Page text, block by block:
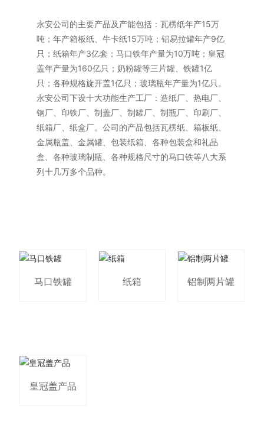
永安公司的主要产品及产能包括：瓦楞纸年产15万
吨；年产箱板纸、牛卡纸15万吨；铝易拉罐年产9亿
只；纸箱年产3亿套；马口铁年产量为10万吨；皇冠
盖年产量为160亿只；奶粉罐等三片罐、铁罐1亿
只；各种规格旋开盖1亿只；玻璃瓶年产量为1亿只。
永安公司下设十大功能生产工厂：造纸厂、热电厂、
钢厂、印铁厂、制盖厂、制罐厂、制瓶厂、印刷厂、
纸箱厂、纸盒厂。公司的产品包括瓦楞纸、箱板纸、
金属瓶盖、金属罐、包装纸箱、各种包装盒和礼品
盒、各种玻璃制瓶、各种规格尺寸的马口铁等八大系
列十几万多个品种。
马口铁罐 纸箱 铝制两片罐
皇冠盖产品